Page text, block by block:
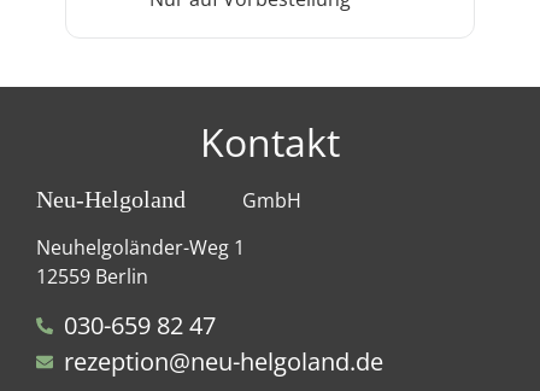
Kontakt
Neu-Helgoland
GmbH
Neuhelgoländer-Weg 1
12559 Berlin
030-659 82 47
rezeption@neu-helgoland.de